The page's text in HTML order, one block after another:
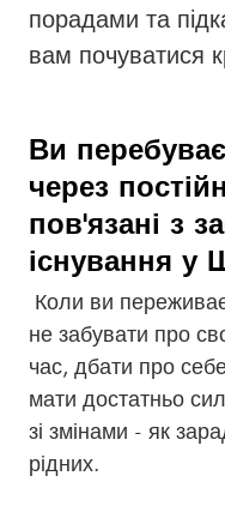
порадами та
вам почуватися
Ви
через
пов'язані з
існування у
Коли ви
не забувати про
час, дбати про
мати достатньо
зі змінами - як
рідних.